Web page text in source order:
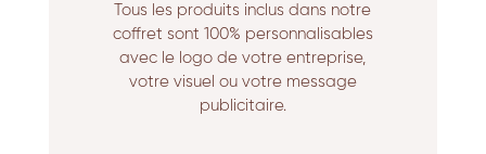
Tous les produits inclus dans notre
coffret sont 100% personnalisables
avec le logo de votre entreprise,
votre visuel ou votre message
publicitaire.